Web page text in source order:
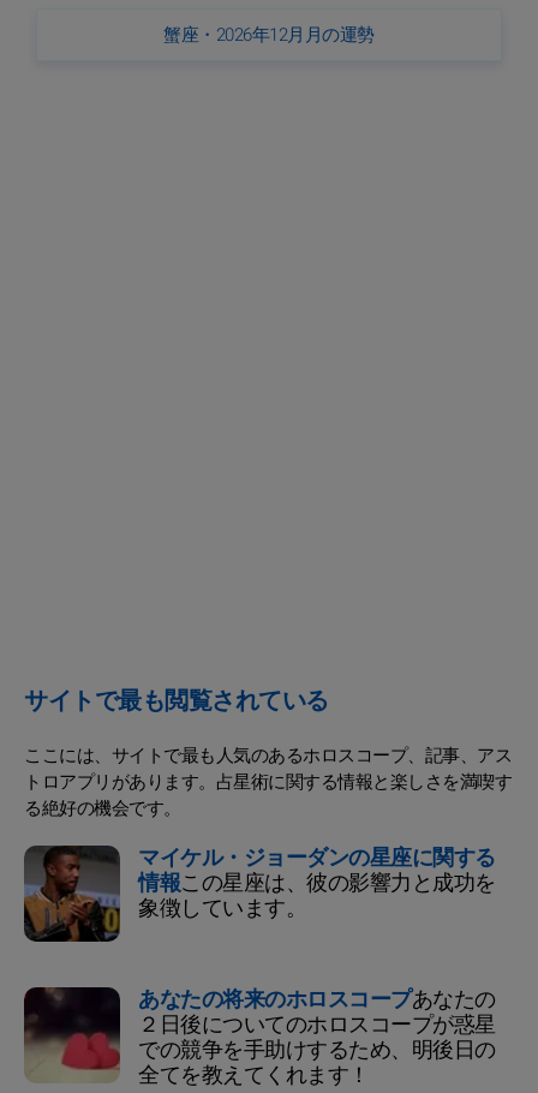
蟹座・2026年12月月の運勢
サイトで最も閲覧されている
ここには、サイトで最も人気のあるホロスコープ、記事、アス
トロアプリがあります。占星術に関する情報と楽しさを満喫す
る絶好の機会です。
マイケル・ジョーダンの星座に関する
情報この星座は、彼の影響力と成功を
象徴しています。
あなたの将来のホロスコープあなたの
２日後についてのホロスコープが惑星
での競争を手助けするため、明後日の
全てを教えてくれます！